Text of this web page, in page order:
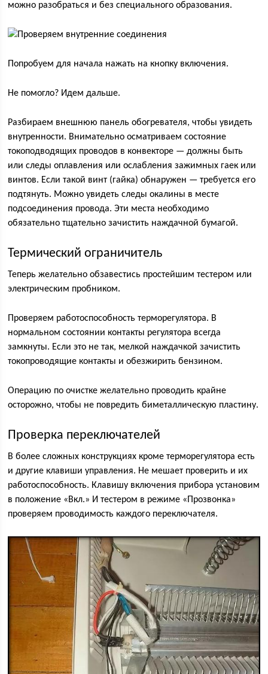
можно разобраться и без специального образования.
Попробуем для начала нажать на кнопку включения.
Не помогло? Идем дальше.
Разбираем внешнюю панель обогревателя, чтобы увидеть
внутренности. Внимательно осматриваем состояние
токоподводящих проводов в конвекторе — должны быть
или следы оплавления или ослабления зажимных гаек или
винтов. Если такой винт (гайка) обнаружен — требуется его
подтянуть. Можно увидеть следы окалины в месте
подсоединения провода. Эти места необходимо
обязательно тщательно зачистить наждачной бумагой.
Термический ограничитель
Теперь желательно обзавестись простейшим тестером или
электрическим пробником.
Проверяем работоспособность терморегулятора. В
нормальном состоянии контакты регулятора всегда
замкнуты. Если это не так, мелкой наждачкой зачистить
токопроводящие контакты и обезжирить бензином.
Операцию по очистке желательно проводить крайне
осторожно, чтобы не повредить биметаллическую пластину.
Проверка переключателей
В более сложных конструкциях кроме терморегулятора есть
и другие клавиши управления. Не мешает проверить и их
работоспособность. Клавишу включения прибора установим
в положение «Вкл.» И тестером в режиме «Прозвонка»
проверяем проводимость каждого переключателя.